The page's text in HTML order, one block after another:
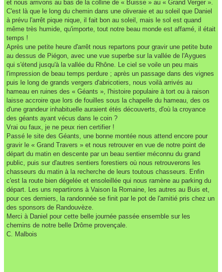
et nous arrivons au bas de la colline de « Buisse » au « Grand Verger ».
C'est là que le long du chemin dans une oliveraie et au soleil que Daniel
à prévu l'arrêt pique nique, il fait bon au soleil, mais le sol est quand
même très humide, qu'importe, tout notre beau monde est affamé, il était
temps !
Après une petite heure d'arrêt nous repartons pour gravir une petite bute
au dessus de Piégon, avec une vue superbe sur la vallée de l'Aygues
qui s'étend jusqu'à la vallée du Rhône. Le ciel se voile un peu mais
l'impression de beau temps perdure ; après un passage dans des vignes
puis le long de grands vergers d'abricotiers, nous voilà arrivés au
hameau en ruines des « Géants », l'histoire populaire à tort ou à raison
laisse accroire que lors de fouilles sous la chapelle du hameau, des os
d'une grandeur inhabituelle auraient étés découverts, d'où la croyance
des géants ayant vécus dans le coin ?
Vrai ou faux, je ne peux rien certifier !
Passé le site des Géants, une bonne montée nous attend encore pour
gravir le « Grand Travers » et nous retrouver en vue de notre point de
départ du matin en descente par un beau sentier méconnu du grand
public, puis sur d'autres sentiers forestiers où nous retrouverons les
chasseurs du matin à la recherche de leurs toutous chasseurs. Enfin
c'est la route bien dégelée et ensoleillée qui nous ramène au parking du
départ. Les uns repartirons à Vaison la Romaine, les autres au Buis et,
pour ces derniers, la randonnée se finit par le pot de l'amitié pris chez un
des sponsors de Randouvèze.
Merci à Daniel pour cette belle journée passée ensemble sur les
chemins de notre belle Drôme provençale.
C. Malbois